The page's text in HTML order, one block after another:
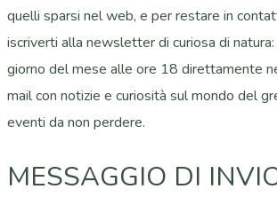
quelli sparsi nel web, e per restare in
iscriverti alla newsletter di curiosa di
giorno del mese alle ore 18 direttamente
mail con notizie e curiosità sul mondo del
eventi da non perdere.
MESSAGGIO DI